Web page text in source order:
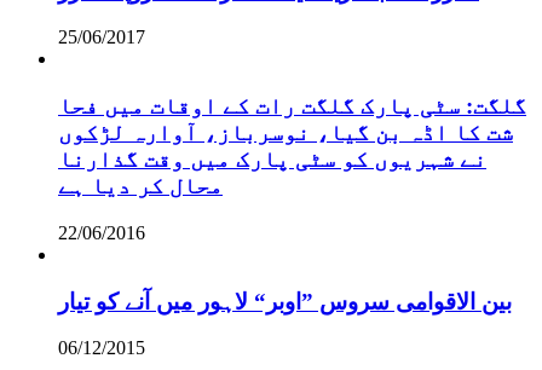
25/06/2017
گلگت: سٹی پارک گلگت رات کے اوقات میں فحا
شت کا اڈہ بن گیا، نوسرباز، آوارہ لڑکوں
نے شہریوں کو سٹی پارک میں وقت گذارنا
محال کر دیا ہے
22/06/2016
بین الاقوامی سروس ”اوبر“ لاہور میں آنے کو تیار
06/12/2015